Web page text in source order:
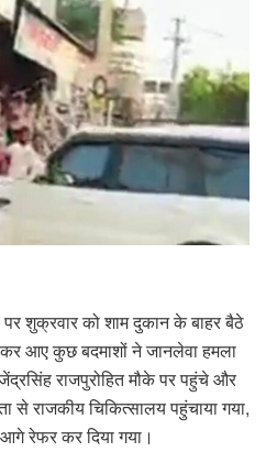
पर शुक्रवार को शाम दुकान के बाहर बैठे
आए कुछ बदमाशों ने जानलेवा हमला
राजपुरोहित मौके पर पहुंचे और
से राजकीय चिकित्सालय पहुंचाया गया,
रेफर कर दिया गया।